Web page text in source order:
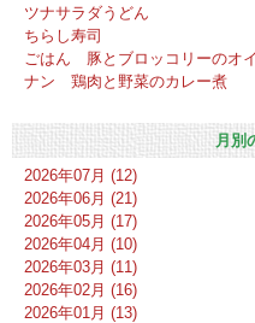
ツナサラダうどん
ちらし寿司
ごはん 豚とブロッコリーのオ
ナン 鶏肉と野菜のカレー煮
月別
2026年07月 (12)
2026年06月 (21)
2026年05月 (17)
2026年04月 (10)
2026年03月 (11)
2026年02月 (16)
2026年01月 (13)